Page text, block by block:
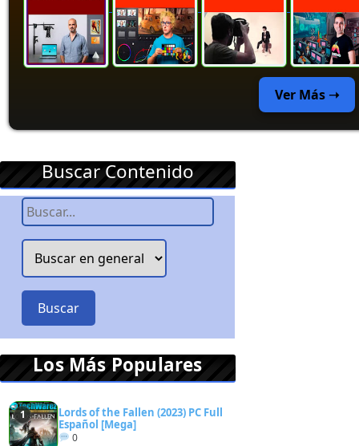
Ver Más ➝
Buscar Contenido
Buscar
Los Más Populares
1
Lords of the Fallen (2023) PC Full
Español [Mega]
0